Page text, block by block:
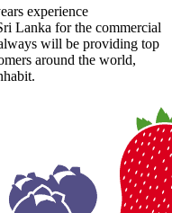
experience
Lanka for the commercial
will be providing top
around the world,